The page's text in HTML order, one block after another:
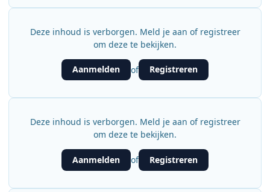
Deze inhoud is verborgen. Meld je aan of registreer
om deze te bekijken.
Aanmelden of Registreren
Deze inhoud is verborgen. Meld je aan of registreer
om deze te bekijken.
Aanmelden of Registreren